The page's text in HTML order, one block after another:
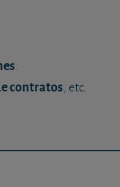
.
contratos, etc.